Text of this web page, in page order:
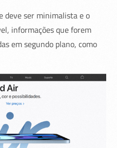
deve ser minimalista e o
informações que forem
em segundo plano, como